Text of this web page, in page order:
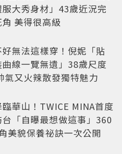
服大秀身材」43歲近況完
美得很高級
無法這樣穿！倪妮「貼
線一覽無遺」38歲尺度
氣又火辣散發獨特魅力
華山！TWICE MINA首度
台「自曝最想做這事」360
美貌保養祕訣一次公開